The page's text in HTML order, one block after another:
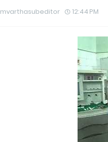
mvarthasubeditor 12:44 PM